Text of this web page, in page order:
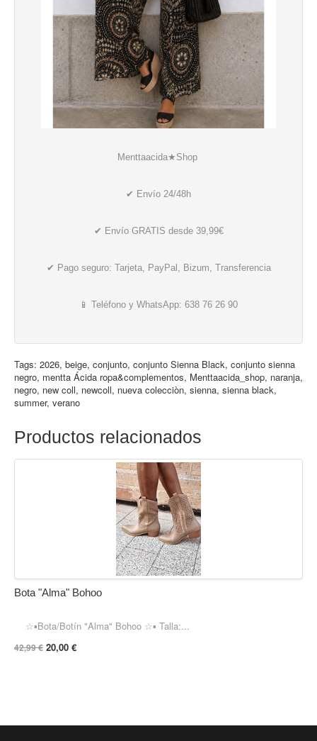
Menttaacida★Shop
✔ Envío 24/48h
✔ Envío GRATIS desde 39,99€
✔ Pago seguro: Tarjeta, PayPal, Bizum, Transferencia
📱 Teléfono y WhatsApp: 638 76 26 90
Tags: 2026, beige, conjunto, conjunto Sienna Black, conjunto sienna
negro, mentta Ácida ropa&complementos, Menttaacida_shop, naranja,
negro, new coll, newcoll, nueva colecciòn, sienna, sienna black,
summer, verano
Productos relacionados
Bota "Alma" Bohoo
☆▪︎Bota/Botín "Alma" Bohoo ☆▪︎ Talla:...
42,99 € 20,00 €